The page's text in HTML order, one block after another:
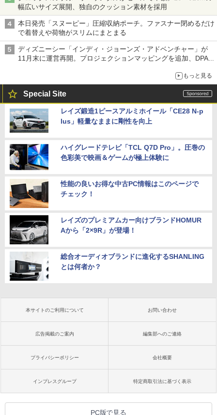
幅広いサイズ展開、独自のクッション素材を採用
本日発売「スヌーピー」圧縮収納ポーチ。ファスナー閉めるだけ
で着替えや荷物がスリムにまとまる
ディズニーシー「インディ・ジョーンズ・アドベンチャー」が
11月末に運営再開。プロジェクションマッピングを追加、DPA
もっと見る
Special Site
レイズ鍛造1ピースアルミホイール「CE28 N-p
lus」軽量なままに剛性を向上
ハイグレードテレビ「TCL Q7D Pro」。圧巻の
色彩美で映画＆ゲームが極上体験に
性能の良いお得な中古PC情報はこのページで
チェック！
レイズのプレミアムカー向けブランドHOMUR
Aから「2×9R」が登場！
総合オーディオブランドに進化するSHANLING
とは何者か？
本サイトのご利用について お問い合わせ
広告掲載のご案内 編集部へのご連絡
プライバシーポリシー 会社概要
インプレスグループ 特定商取引法に基づく表示
PC版で見る